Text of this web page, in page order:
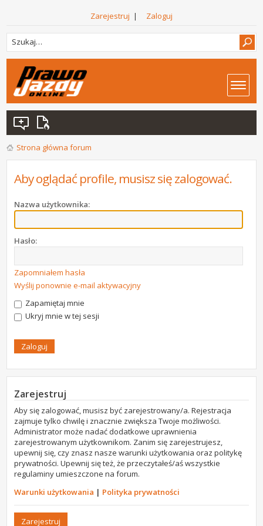
Zarejestruj | Zaloguj
Strona główna forum
Aby oglądać profile, musisz się zalogować.
Nazwa użytkownika:
Hasło:
Zapomniałem hasła
Wyślij ponownie e-mail aktywacyjny
Zapamiętaj mnie
Ukryj mnie w tej sesji
Zarejestruj
Aby się zalogować, musisz być zarejestrowany/a. Rejestracja
zajmuje tylko chwilę i znacznie zwiększa Twoje możliwości.
Administrator może nadać dodatkowe uprawnienia
zarejestrowanym użytkownikom. Zanim się zarejestrujesz,
upewnij się, czy znasz nasze warunki użytkowania oraz politykę
prywatności. Upewnij się też, że przeczytałeś/aś wszystkie
regulaminy umieszczone na forum.
Warunki użytkowania | Polityka prywatności
Zarejestruj